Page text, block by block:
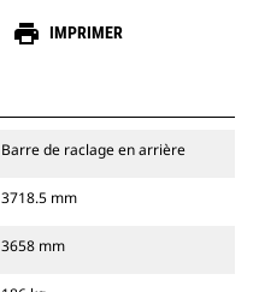
print IMPRIMER
Barre de raclage en arrière
3718.5 mm
3658 mm